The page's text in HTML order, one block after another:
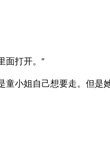
面打开。”
小姐自己想要走。但